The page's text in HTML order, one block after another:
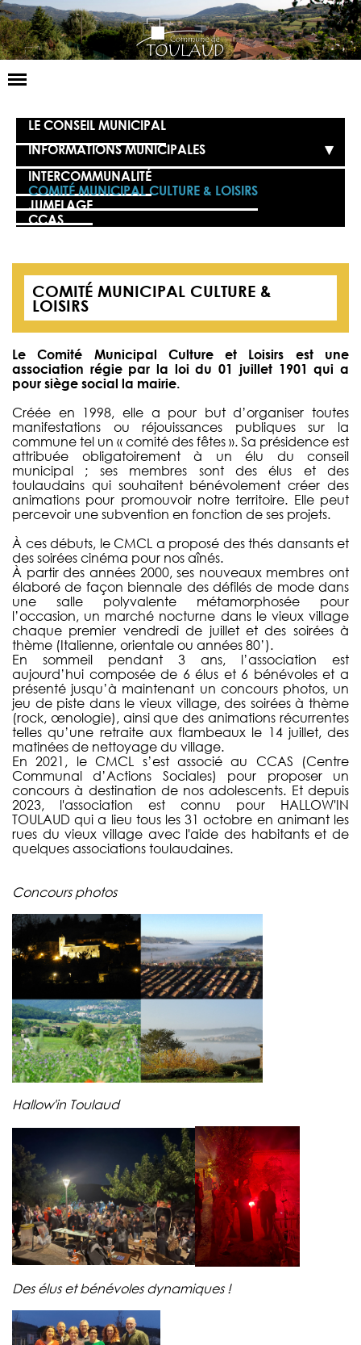
Basculer
LA MAIRIE
NOS SERVICES
LA VIE LOCALE
VOS DÉMARCHES
LE CONSEIL MUNICIPAL
INFORMATIONS MUNICIPALES
INTERCOMMUNALITÉ
COMITÉ MUNICIPAL CULTURE & LOISIRS
JUMELAGE
CCAS
COMITÉ MUNICIPAL CULTURE &
LOISIRS
Le Comité Municipal Culture et Loisirs est une
association régie par la loi du 01 juillet 1901 qui a
pour siège social la mairie.
Créée en 1998, elle a pour but d’organiser toutes
manifestations ou réjouissances publiques sur la
commune tel un « comité des fêtes ». Sa présidence est
attribuée obligatoirement à un élu du conseil
municipal ; ses membres sont des élus et des
toulaudains qui souhaitent bénévolement créer des
animations pour promouvoir notre territoire. Elle peut
percevoir une subvention en fonction de ses projets.
À ces débuts, le CMCL a proposé des thés dansants et
des soirées cinéma pour nos aînés.
À partir des années 2000, ses nouveaux membres ont
élaboré de façon biennale des défilés de mode dans
une salle polyvalente métamorphosée pour
l’occasion, un marché nocturne dans le vieux village
chaque premier vendredi de juillet et des soirées à
thème (Italienne, orientale ou années 80’).
En sommeil pendant 3 ans, l’association est
aujourd’hui composée de 6 élus et 6 bénévoles et a
présenté jusqu’à maintenant un concours photos, un
jeu de piste dans le vieux village, des soirées à thème
(rock, œnologie), ainsi que des animations récurrentes
telles qu’une retraite aux flambeaux le 14 juillet, des
matinées de nettoyage du village.
En 2021, le CMCL s’est associé au CCAS (Centre
Communal d’Actions Sociales) pour proposer un
concours à destination de nos adolescents. Et depuis
2023, l'association est connu pour HALLOW'IN
TOULAUD qui a lieu tous les 31 octobre en animant les
rues du vieux village avec l'aide des habitants et de
quelques associations toulaudaines.
Concours photos
Hallow'in Toulaud
Des élus et bénévoles dynamiques !